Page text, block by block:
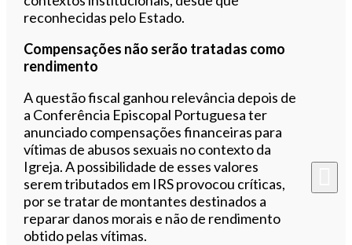
reconhecidas pelo Estado.
Compensações não serão tratadas como
rendimento
A questão fiscal ganhou relevância depois de
a Conferência Episcopal Portuguesa ter
anunciado compensações financeiras para
vítimas de abusos sexuais no contexto da
Igreja. A possibilidade de esses valores
serem tributados em IRS provocou críticas,
por se tratar de montantes destinados a
reparar danos morais e não de rendimento
obtido pelas vítimas.